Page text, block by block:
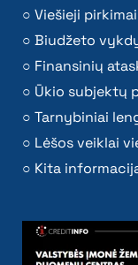
Viešieji pirkimai
Biudžeto
Finansinių
Ūkio subjektų
Tarnybiniai
Lėšos veiklai
Kita